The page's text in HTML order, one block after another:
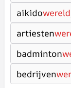
aikidowereld
artiesten
badminton
bedrijven